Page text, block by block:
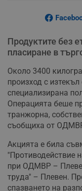
Продуктите без
пласиране в
Около 3400
произход с
специализирана
Операцията беше
транжорна,
съобщиха от
Акцията е била
"Противодействие
при ОДМВР –
труда" – Плевен.
спазването на